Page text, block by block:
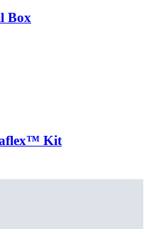
Box
Kit